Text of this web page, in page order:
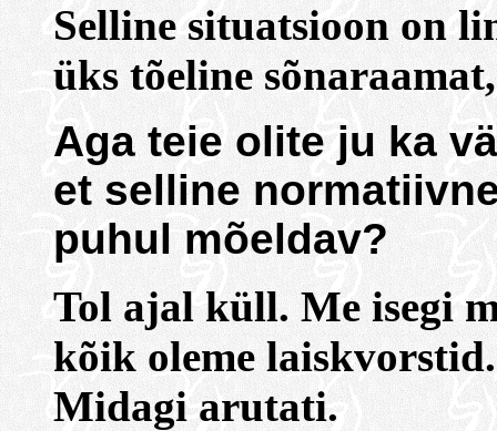
Selline situatsioon on
üks tõeline
Aga teie olite ju ka
et selline
puhul mõeldav?
Tol ajal küll. Me isegi
kõik oleme
Midagi arutati.